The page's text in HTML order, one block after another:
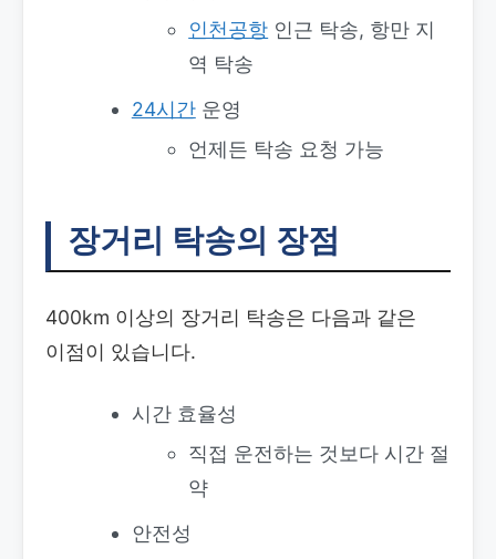
인천공항 인근 탁송, 항만 지
역 탁송
24시간운영
언제든 탁송 요청 가능
장거리 탁송의 장점
400km 이상의 장거리 탁송은 다음과 같은
이점이 있습니다.
시간 효율성
직접 운전하는 것보다 시간 절
약
안전성